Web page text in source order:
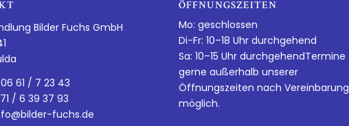
Bilder Fuchs GmbH
61 / 7 23 43
/ 6 39 37 93
fuchs.de
ÖFFNUNGSZEITEN
Mo: geschlossen
Di-Fr: 10–18 Uhr durchgehend
Sa: 10–15 Uhr durchgehendTermine
gerne außerhalb unserer
Öffnungszeiten nach Vereinbarung
möglich.